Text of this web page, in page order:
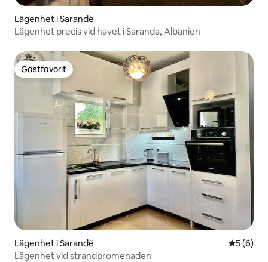
Lägenhet i Sarandë
Lägenhet precis vid havet i Saranda, Albanien
Gästfavorit
Gästfavorit
Lägenhet i Sarandë 5 av 5 i
5 (6)
Lägenhet vid strandpromenaden